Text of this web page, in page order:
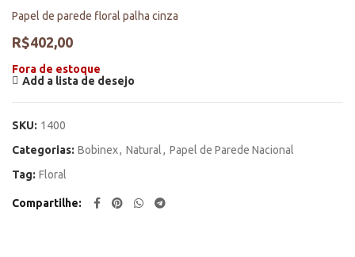
Papel de parede floral palha cinza
R$402,00
Fora de estoque
Add a lista de desejo
SKU: 1400
Categorias: Bobinex, Natural, Papel de Parede Nacional
Tag: Floral
Compartilhe